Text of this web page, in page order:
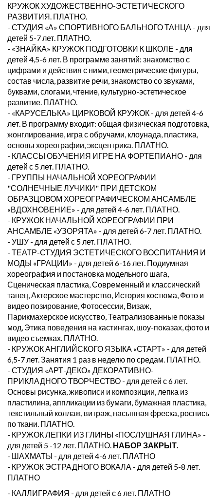
КРУЖОК ХУДОЖЕСТВЕННО-ЭСТЕТИЧЕСКОГО
РАЗВИТИЯ. ПЛАТНО.
- СТУДИЯ «А» СПОРТИВНОГО БАЛЬНОГО ТАНЦА - для
детей 5-7 лет. ПЛАТНО.
- «ЗНАЙКА» КРУЖОК ПОДГОТОВКИ К ШКОЛЕ - для
детей 4,5-6 лет. В программе занятий: знакомство с
цифрами и действия с ними, геометрические фигуры,
состав числа, развитие речи, знакомство со звуками,
буквами, слогами, чтение, культурно-эстетическое
развитие. ПЛАТНО.
- «КАРУСЕЛЬКА» ЦИРКОВОЙ КРУЖОК - для детей 4-6
лет. В программу входит: общая физическая подготовка,
жонглирование, игра с обручами, клоунада, пластика,
основы хореографии, эксцентрика. ПЛАТНО.
- КЛАССЫ ОБУЧЕНИЯ ИГРЕ НА ФОРТЕПИАНО - для
детей с 5 лет. ПЛАТНО.
- ГРУППЫ НАЧАЛЬНОЙ ХОРЕОГРАФИИ
"СОЛНЕЧНЫЕ ЛУЧИКИ" ПРИ ДЕТСКОМ
ОБРАЗЦОВОМ ХОРЕОГРАФИЧЕСКОМ АНСАМБЛЕ
«ВДОХНОВЕНИЕ» - для детей 4-6 лет. ПЛАТНО.
- КРУЖОК НАЧАЛЬНОЙ ХОРЕОГРАФИИ ПРИ
АНСАМБЛЕ «УЗОРЯТА» - для детей 6-7 лет. ПЛАТНО.
- УШУ - для детей с 5 лет. ПЛАТНО.
- ТЕАТР-СТУДИЯ ЭСТЕТИЧЕСКОГО ВОСПИТАНИЯ И
МОДЫ «ГРАЦИИ» - для детей 6-16 лет. Подиумная
хореография и постановка модельного шага,
Сценическая пластика, Современный и классический
танец, Актерское мастерство, История костюма, Фото и
видео позирование, Фотосессии, Визаж,
Парикмахерское искусство, Театрализованные показы
мод, Этика поведения на кастингах, шоу-показах, фото и
видео съемках. ПЛАТНО.
- КРУЖОК АНГЛИЙСКОГО ЯЗЫКА «СТАРТ» - для детей
6,5-7 лет. Занятия 1 раз в неделю по средам. ПЛАТНО.
- СТУДИЯ «АРТ-ДЕКО» ДЕКОРАТИВНО-
ПРИКЛАДНОГО ТВОРЧЕСТВО - для детей с 6 лет.
Основы рисунка, живописи и композиции, лепка из
пластилина, аппликации из бумаги, бумажная пластика,
текстильный коллаж, витраж, насыпная фреска, роспись
по ткани. ПЛАТНО.
- КРУЖОК ЛЕПКИ ИЗ ГЛИНЫ «ПОСЛУШНАЯ ГЛИНА» -
для детей 5 -12 лет. ПЛАТНО. НАБОР ЗАКРЫТ.
- ШАХМАТЫ - для детей 4-6 лет. ПЛАТНО
- КРУЖОК ЭСТРАДНОГО ВОКАЛА - для детей 5-8 лет.
ПЛАТНО
- КАЛЛИГРАФИЯ - для детей с 6 лет. ПЛАТНО